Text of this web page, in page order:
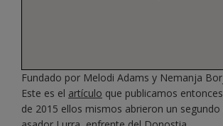
Fundado por Melodi Adams y Nemanja
Este es el artículo que publicamos
de 2015 ellos mismos abrieron un